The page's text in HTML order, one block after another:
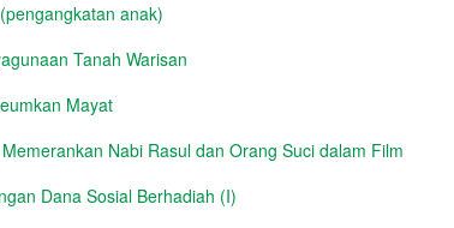
anak)
Tanah Warisan
Mayat
Nabi Rasul dan Orang Suci dalam Film
Dana Sosial Berhadiah (I)